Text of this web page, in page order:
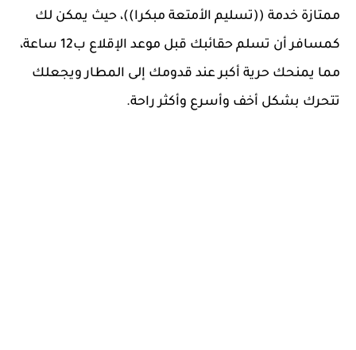
ممتازة خدمة ((تسليم الأمتعة مبكرا))، حيث يمكن لك
كمسافر أن تسلم حقائبك قبل موعد الإقلاع ب12 ساعة،
مما يمنحك حرية أكبر عند قدومك إلى المطار ويجعلك
تتحرك بشكل أخف وأسرع وأكثر راحة.